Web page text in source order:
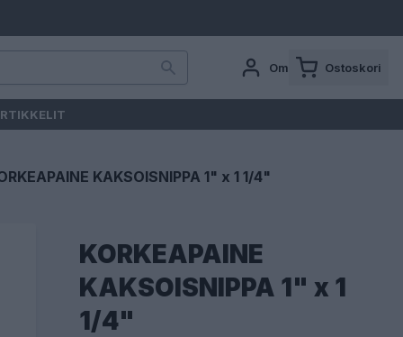
Oma tili Ostoskori
KAKSOISNIPPA 1" x 1 1/4"
KORKEAPAINE
KAKSOISNIPPA 1" x 1
1/4"